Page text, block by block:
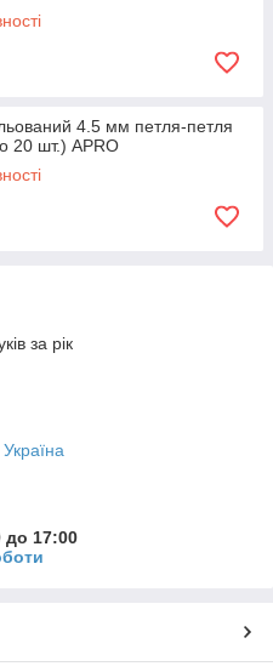
4.5 мм петля-петля
20 шт.) APRO
за рік
до 17:00